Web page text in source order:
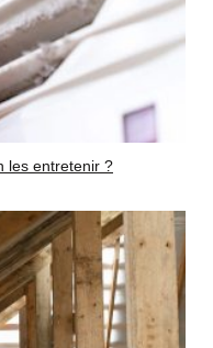
les entretenir ?